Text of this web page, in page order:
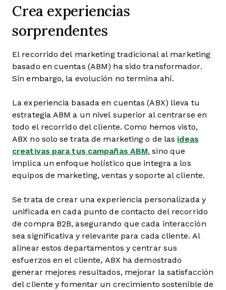
Crea experiencias
sorprendentes
El recorrido del marketing tradicional al marketing
basado en cuentas (ABM) ha sido transformador.
Sin embargo, la evolución no termina ahí.
La experiencia basada en cuentas (ABX) lleva tu
estrategia ABM a un nivel superior al centrarse en
todo el recorrido del cliente. Como hemos visto,
ABX no solo se trata de marketing o de las ideas
creativas para tus campañas ABM, sino que
implica un enfoque holístico que integra a los
equipos de marketing, ventas y soporte al cliente.
Se trata de crear una experiencia personalizada y
unificada en cada punto de contacto del recorrido
de compra B2B, asegurando que cada interacción
sea significativa y relevante para cada cliente. Al
alinear estos departamentos y centrar sus
esfuerzos en el cliente, ABX ha demostrado
generar mejores resultados, mejorar la satisfacción
del cliente y fomentar un crecimiento sostenible de